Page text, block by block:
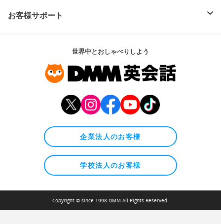
お客様サポート
世界中とおしゃべりしよう
企業法人のお客様
学校法人のお客様
Copyright © since 1998 DMM All Rights Reserved.